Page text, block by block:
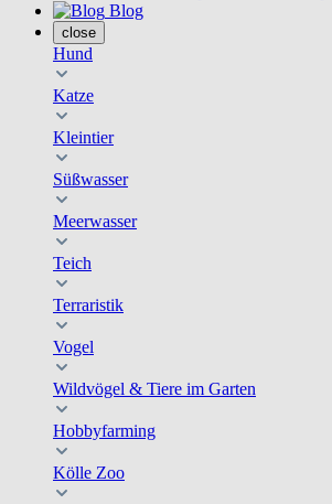
Blog
close
Hund
Katze
Kleintier
Süßwasser
Meerwasser
Teich
Terraristik
Vogel
Wildvögel & Tiere im Garten
Hobbyfarming
Kölle Zoo